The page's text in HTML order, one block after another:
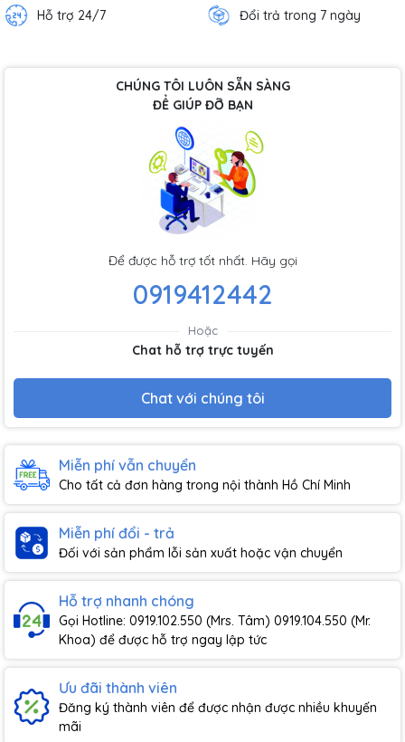
Hỗ trợ 24/7
Đổi trả trong 7 ngày
CHÚNG TÔI LUÔN SẴN SÀNG
ĐỂ GIÚP ĐỠ BẠN
Để được hỗ trợ tốt nhất. Hãy gọi
0919412442
Hoặc
Chat hỗ trợ trực tuyến
Chat với chúng tôi
Miễn phí vẫn chuyển
Cho tất cả đơn hàng trong nội thành Hồ Chí Minh
Miễn phí đổi - trả
Đối với sản phẩm lỗi sản xuất hoặc vận chuyển
Hỗ trợ nhanh chóng
Gọi Hotline: 0919.102.550 (Mrs. Tâm) 0919.104.550 (Mr.
Khoa) để được hỗ trợ ngay lập tức
Ưu đãi thành viên
Đăng ký thành viên để được nhận được nhiều khuyến
mãi